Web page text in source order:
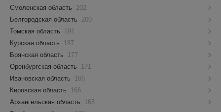
Смоленская область
202
Белгородская область
200
Томская область
191
Курская область
187
Брянская область
177
Оренбургская область
171
Ивановская область
166
Кировская область
166
Архангельская область
165